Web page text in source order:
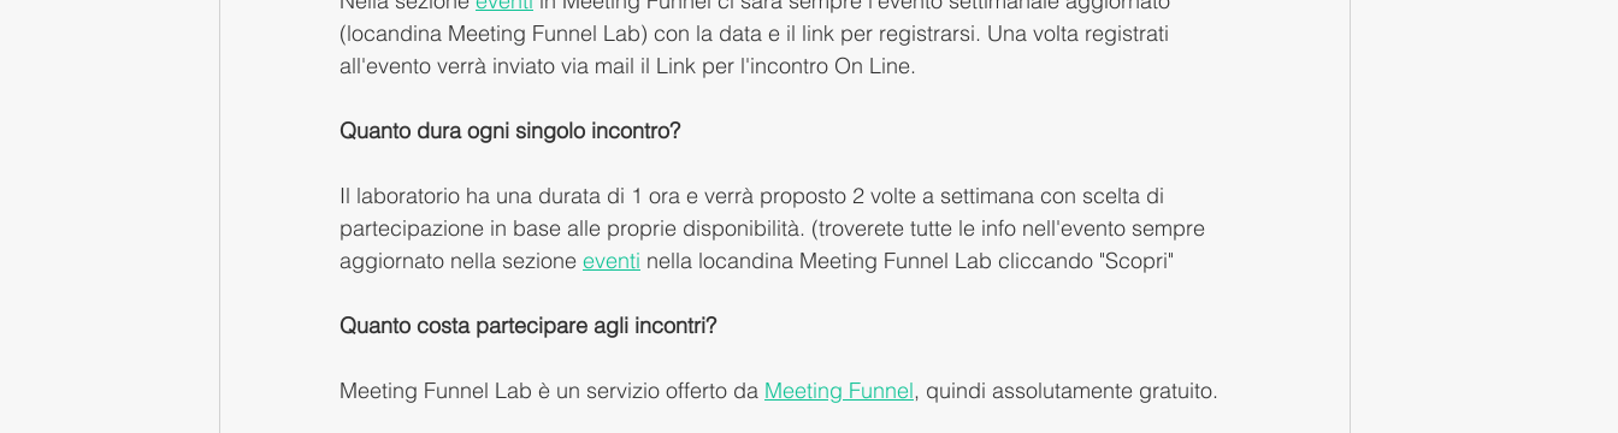
(locandina Meeting Funnel Lab) con la data e il link per registrarsi. Una volta registrati
all'evento verrà inviato via mail il Link per l'incontro On Line.
Quanto dura ogni singolo incontro?
Il laboratorio ha una durata di 1 ora e verrà proposto 2 volte a settimana con scelta di
partecipazione in base alle proprie disponibilità. (troverete tutte le info nell'evento sempre
aggiornato nella sezione eventi nella locandina Meeting Funnel Lab cliccando "Scopri"
Quanto costa partecipare agli incontri?
Meeting Funnel Lab è un servizio offerto da Meeting Funnel, quindi assolutamente gratuito.